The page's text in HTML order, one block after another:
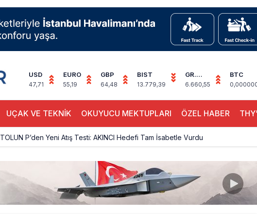
USD
47,71
EURO
55,19
GBP
64,48
BIST
13.779,39
GR.
ALTIN
6.660,55
BTC
UÇAK VE TEKNİK OKUYUCU MEKTUPLARI ÖZEL HABER
TOLUN P’den Yeni Atış Testi: AKINCI Hedefi Tam İsabetle Vurdu
SunExpress Günlük Yolcu Rekorunu 72 Bin 340’a Çıkardı
İstanbul Havalimanı’nın 4. Pistinde İlk Test Uçuşu Yapıldı